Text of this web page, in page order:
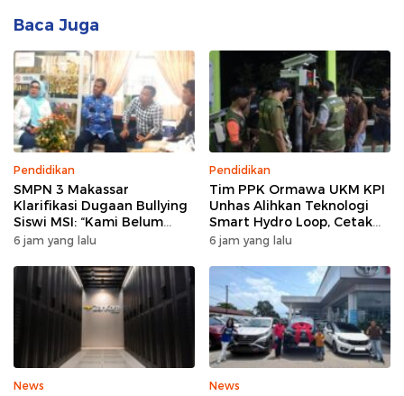
Baca Juga
Pendidikan
SMPN 3 Makassar
Klarifikasi Dugaan Bullying
Siswi MSI: “Kami Belum
Menemukan Unsur
6 jam yang lalu
Pendidikan
Tim PPK Ormawa UKM KPI
Unhas Alihkan Teknologi
Smart Hydro Loop, Cetak
Teknisi Desa untuk Perkuat
6 jam yang lalu
News News